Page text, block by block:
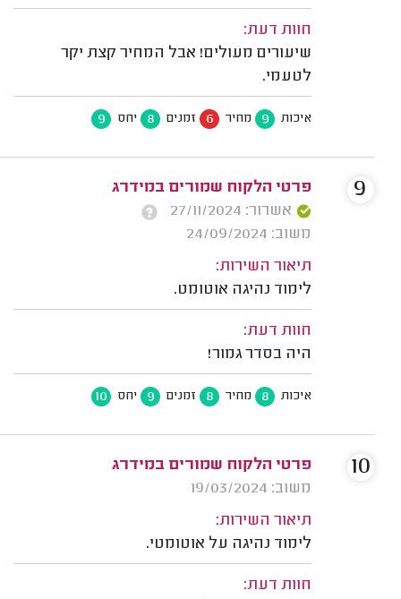
חוות דעת:
שיעורים מעולים! אבל המחיר קצת יקר
לטעמי.
איכות 9 מחיר 6 זמנים 8 יחס 9
פרטי הלקוח שמורים במידרג
אשרור: 27/11/2024
משוב: 24/09/2024
תיאור השירות:
לימוד נהיגה אוטומט.
חוות דעת:
היה בסדר גמור!
איכות 8 מחיר 8 זמנים 9 יחס 10
9
פרטי הלקוח שמורים במידרג
משוב: 19/03/2024
תיאור השירות:
לימוד נהיגה על אוטומטי.
חוות דעת:
10